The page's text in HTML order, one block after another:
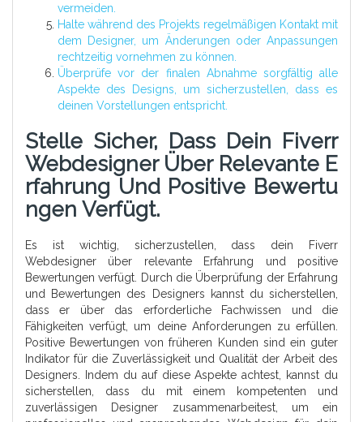
vermeiden.
Halte während des Projekts regelmäßigen Kontakt mit
dem Designer, um Änderungen oder Anpassungen
rechtzeitig vornehmen zu können.
Überprüfe vor der finalen Abnahme sorgfältig alle
Aspekte des Designs, um sicherzustellen, dass es
deinen Vorstellungen entspricht.
Stelle Sicher, Dass Dein Fiverr
Webdesigner Über Relevante E
Rfahrung Und Positive Bewertu
Ngen Verfügt.
Es ist wichtig, sicherzustellen, dass dein Fiverr
Webdesigner über relevante Erfahrung und positive
Bewertungen verfügt. Durch die Überprüfung der Erfahrung
und Bewertungen des Designers kannst du sicherstellen,
dass er über das erforderliche Fachwissen und die
Fähigkeiten verfügt, um deine Anforderungen zu erfüllen.
Positive Bewertungen von früheren Kunden sind ein guter
Indikator für die Zuverlässigkeit und Qualität der Arbeit des
Designers. Indem du auf diese Aspekte achtest, kannst du
sicherstellen, dass du mit einem kompetenten und
zuverlässigen Designer zusammenarbeitest, um ein